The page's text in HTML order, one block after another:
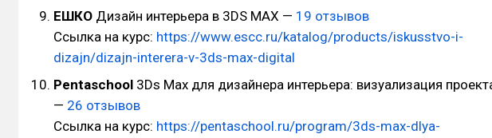
ЕШКО Дизайн интерьера в 3DS MAX — 19 отзывов
Ссылка на курс: https://www.escc.ru/katalog/products/iskusstvo-i-
dizajn/dizajn-interera-v-3ds-max-digital
Pentaschool 3Ds Max для дизайнера интерьера: визуализация
— 26 отзывов
Ссылка на курс: https://pentaschool.ru/program/3ds-max-dlya-